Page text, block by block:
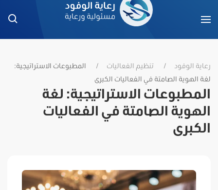
رعاية الوفود تنظيم الفعاليات
المطبوعات الاستراتيجية:
لغة الهوية الصامتة في الفعاليات الكبرى
المطبوعات الاستراتيجية: لغة
الهوية الصامتة في الفعاليات
الكبرى